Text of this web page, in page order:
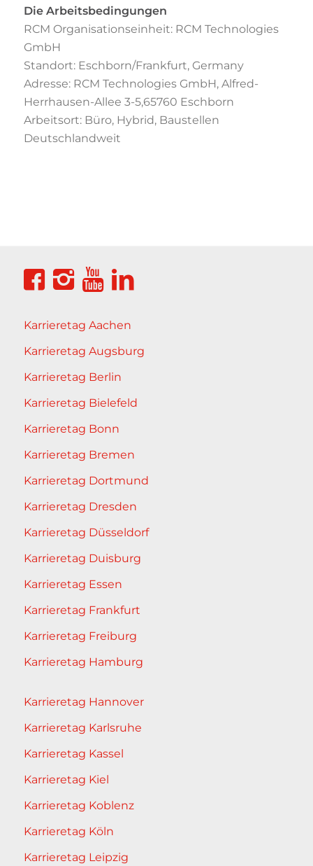
Die Arbeitsbedingungen
RCM Organisationseinheit: RCM Technologies
GmbH
Standort: Eschborn/Frankfurt, Germany
Adresse: RCM Technologies GmbH, Alfred-
Herrhausen-Allee 3-5,65760 Eschborn
Arbeitsort: Büro, Hybrid, Baustellen
Deutschlandweit
Karrieretag Aachen
Karrieretag Augsburg
Karrieretag Berlin
Karrieretag Bielefeld
Karrieretag Bonn
Karrieretag Bremen
Karrieretag Dortmund
Karrieretag Dresden
Karrieretag Düsseldorf
Karrieretag Duisburg
Karrieretag Essen
Karrieretag Frankfurt
Karrieretag Freiburg
Karrieretag Hamburg
Karrieretag Hannover
Karrieretag Karlsruhe
Karrieretag Kassel
Karrieretag Kiel
Karrieretag Koblenz
Karrieretag Köln
Karrieretag Leipzig